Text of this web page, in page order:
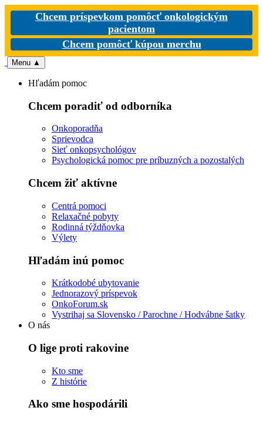
Chcem príspevkom pomôcť onkologickým
pacientom
Chcem pomôcť kúpou merchu
Menu ▲
Hľadám pomoc
Chcem poradiť od odborníka
Onkoporadňa
Sprievodca
Sieť onkopsychológov
Psychologická pomoc pre príbuzných a pozostalých
Chcem žiť aktívne
Centrá pomoci
Relaxačné pobyty
Rodinná týždňovka
Výlety
Hľadám inú pomoc
Krátkodobé ubytovanie
Jednorazový príspevok
OnkoForum.sk
Vystrihaj sa Slovensko / Parochne / Hodvábne šatky
O nás
O lige proti rakovine
Kto sme
Z histórie
Ako sme hospodárili